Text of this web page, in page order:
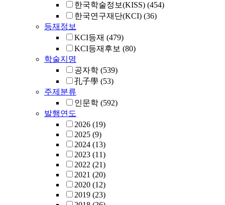
한국학술정보(KISS) (454)
한국연구재단(KCI) (36)
등재정보
KCI등재 (479)
KCI등재후보 (80)
학술지명
공자학 (539)
孔子學 (53)
주제분류
인문학 (592)
발행연도
2026 (19)
2025 (9)
2024 (13)
2023 (11)
2022 (21)
2021 (20)
2020 (12)
2019 (23)